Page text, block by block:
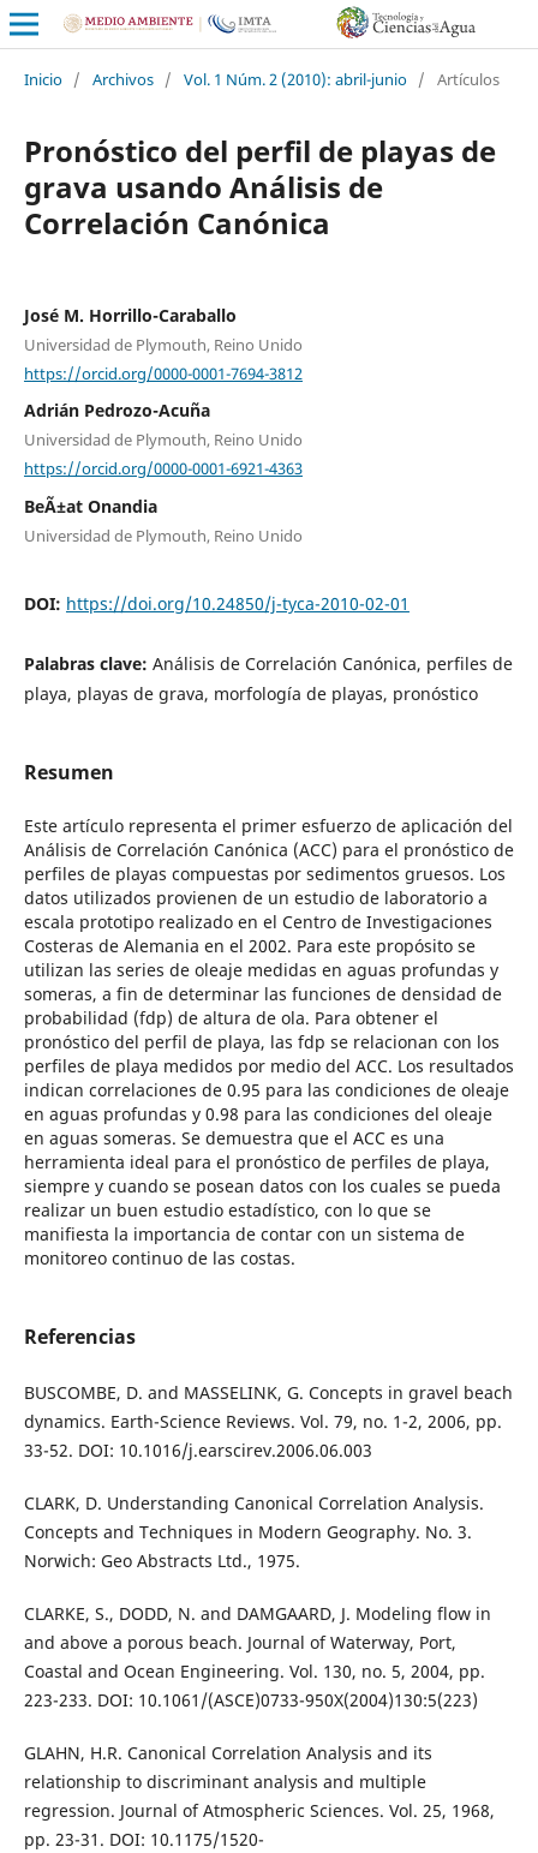
Inicio / Archivos / Vol. 1 Núm. 2 (2010): abril-junio / Artículos
Pronóstico del perfil de playas de
grava usando Análisis de
Correlación Canónica
José M. Horrillo-Caraballo
Universidad de Plymouth, Reino Unido
https://orcid.org/0000-0001-7694-3812
Adrián Pedrozo-Acuña
Universidad de Plymouth, Reino Unido
https://orcid.org/0000-0001-6921-4363
BeÃ±at Onandia
Universidad de Plymouth, Reino Unido
DOI: https://doi.org/10.24850/j-tyca-2010-02-01
Palabras clave: Análisis de Correlación Canónica, perfiles de
playa, playas de grava, morfología de playas, pronóstico
Resumen
Este artículo representa el primer esfuerzo de aplicación del
Análisis de Correlación Canónica (ACC) para el pronóstico de
perfiles de playas compuestas por sedimentos gruesos. Los
datos utilizados provienen de un estudio de laboratorio a
escala prototipo realizado en el Centro de Investigaciones
Costeras de Alemania en el 2002. Para este propósito se
utilizan las series de oleaje medidas en aguas profundas y
someras, a fin de determinar las funciones de densidad de
probabilidad (fdp) de altura de ola. Para obtener el
pronóstico del perfil de playa, las fdp se relacionan con los
perfiles de playa medidos por medio del ACC. Los resultados
indican correlaciones de 0.95 para las condiciones de oleaje
en aguas profundas y 0.98 para las condiciones del oleaje
en aguas someras. Se demuestra que el ACC es una
herramienta ideal para el pronóstico de perfiles de playa,
siempre y cuando se posean datos con los cuales se pueda
realizar un buen estudio estadístico, con lo que se
manifiesta la importancia de contar con un sistema de
monitoreo continuo de las costas.
Referencias
BUSCOMBE, D. and MASSELINK, G. Concepts in gravel beach
dynamics. Earth-Science Reviews. Vol. 79, no. 1-2, 2006, pp.
33-52. DOI: 10.1016/j.earscirev.2006.06.003
CLARK, D. Understanding Canonical Correlation Analysis.
Concepts and Techniques in Modern Geography. No. 3.
Norwich: Geo Abstracts Ltd., 1975.
CLARKE, S., DODD, N. and DAMGAARD, J. Modeling flow in
and above a porous beach. Journal of Waterway, Port,
Coastal and Ocean Engineering. Vol. 130, no. 5, 2004, pp.
223-233. DOI: 10.1061/(ASCE)0733-950X(2004)130:5(223)
GLAHN, H.R. Canonical Correlation Analysis and its
relationship to discriminant analysis and multiple
regression. Journal of Atmospheric Sciences. Vol. 25, 1968,
pp. 23-31. DOI: 10.1175/1520-